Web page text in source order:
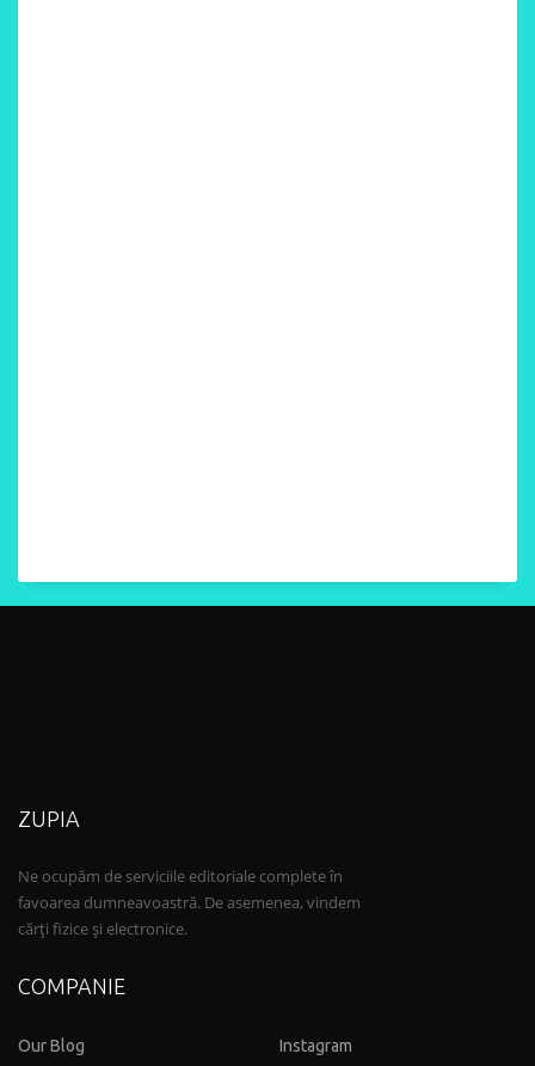
ZUPIA
Ne ocupăm de serviciile editoriale complete în
favoarea dumneavoastră. De asemenea, vindem
cărți fizice și electronice.
COMPANIE
Our Blog Instagram